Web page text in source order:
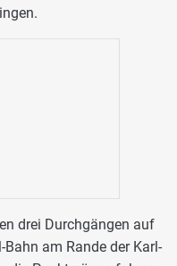
drei Durchgängen auf
am Rande der Karl-